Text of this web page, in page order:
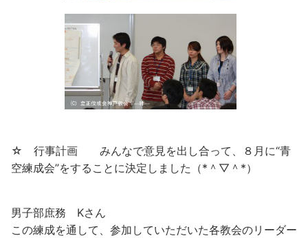
☆ 行事計画 みんなで意見を出し合って、８月に“青
空練成会”をすることに決定しました（*＾▽＾*）
男子部庶務 Kさん
この練成を通して、参加していただいた各教会のリーダー